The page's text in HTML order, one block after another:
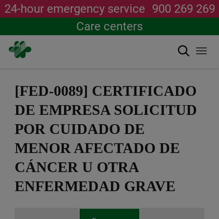
content
24-hour emergency service 900 269 269
Care centers
Search
[FED-0089] CERTIFICADO
DE EMPRESA SOLICITUD
POR CUIDADO DE
MENOR AFECTADO DE
CÁNCER U OTRA
ENFERMEDAD GRAVE